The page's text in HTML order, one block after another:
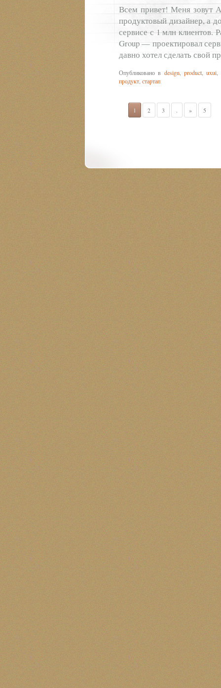
Всем привет! Меня зовут
продуктовый дизайнер, а
сервисе с 1 млн клиентов.
Group — проектировал
давно хотел сделать свой
Опубликовано в design, product, uxui,
продукт,стартап
1 2 3 . » 5